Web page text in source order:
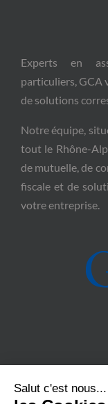
Experts en
particuliers, GCA
de solutions
Notre équipe,
tout le Rhône-
de mutuelle, de
fiscale et de
votre entreprise.